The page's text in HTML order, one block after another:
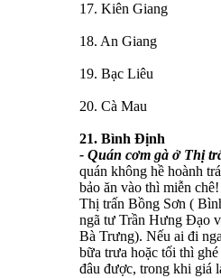
17. Kiên Giang
18. An Giang
19. Bạc Liêu
20. Cà Mau
21. Bình Định
- Quán cơm gà ở Thị
quán không hề hoành
bảo ăn vào thì miễn
Thị trấn Bồng Sơn (
ngã tư Trần Hưng Đạo
Bà Trưng). Nếu ai đi
bữa trưa hoặc tối thì
đâu được, trong khi giá